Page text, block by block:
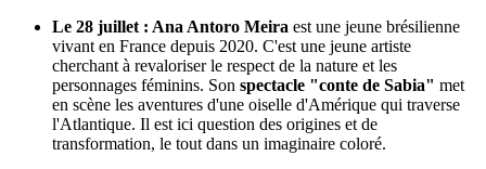
Le 28 juillet : Ana Antoro Meira est une jeune brésilienne
vivant en France depuis 2020. C'est une jeune artiste
cherchant à revaloriser le respect de la nature et les
personnages féminins. Son spectacle "conte de Sabia" met
en scène les aventures d'une oiselle d'Amérique qui traverse
l'Atlantique. Il est ici question des origines et de
transformation, le tout dans un imaginaire coloré.